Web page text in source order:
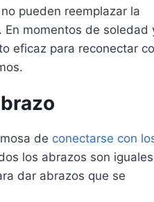
pueden reemplazar la
momentos de soledad
eficaz para reconectar
de conectarse con
los abrazos son
dar abrazos que se